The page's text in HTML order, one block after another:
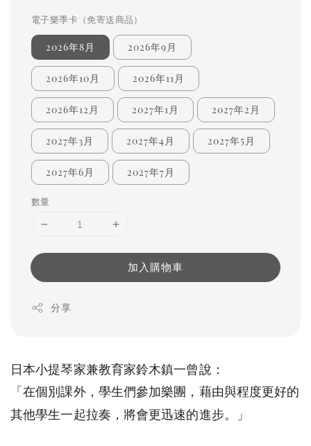
電子樂季卡（免寄送商品）
2026年8月 2026年9月
2026年10月 2026年11月
2026年12月 2027年1月 2027年2月
2027年3月 2027年4月 2027年5月
2027年6月 2027年7月
數量
加入購物車
分享
日本小提琴家兼教育家鈴木鎮一曾說：
「在個別課外，學生們參加樂團，藉由與程度更好的
其他學生一起拉奏，將會更迅速的進步。」